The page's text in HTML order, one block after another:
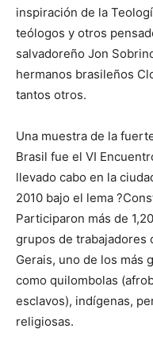
inspiración de la
teólogos y otros
salvadoreño Jon
hermanos brasileños
tantos otros.
Una muestra de la
Brasil fue el VI
llevado cabo en la
2010 bajo el lema
Participaron más de
grupos de trabajadores
Gerais, uno de los más
como quilombolas
esclavos), indígenas,
religiosas.